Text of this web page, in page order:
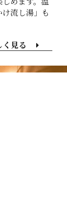
流し湯」も
く見る